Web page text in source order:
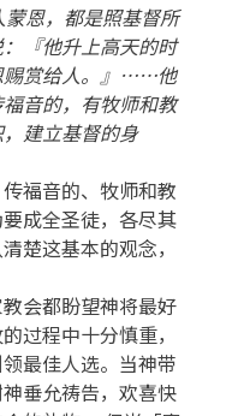
恩，都是照基督所
『他升上高天的时
赐赏给人。』……他
音的，有牧师和教
建立基督的身
福音的、牧师和教
成全圣徒，各尽其
楚这基本的观念，
会都盼望神将最好
过程中十分慎重，
最佳人选。当神带
垂允祷告，欢喜快